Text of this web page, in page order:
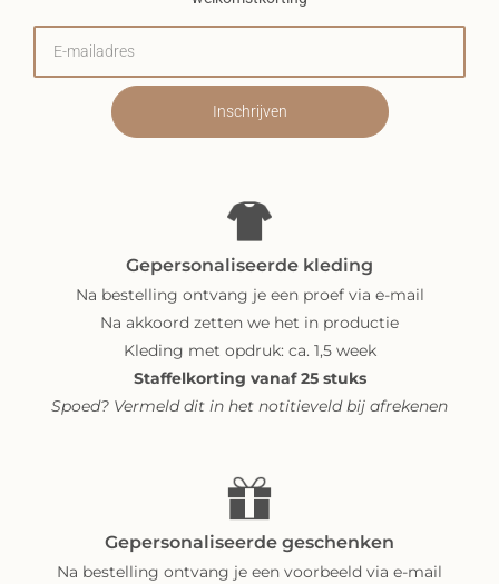
Inschrijven
Gepersonaliseerde kleding
Na bestelling ontvang je een proef via e-mail
Na akkoord zetten we het in productie
Kleding met opdruk: ca. 1,5 week
Staffelkorting vanaf 25 stuks
Spoed? Vermeld dit in het notitieveld bij afrekenen
Gepersonaliseerde geschenken
Na bestelling ontvang je een voorbeeld via e-mail